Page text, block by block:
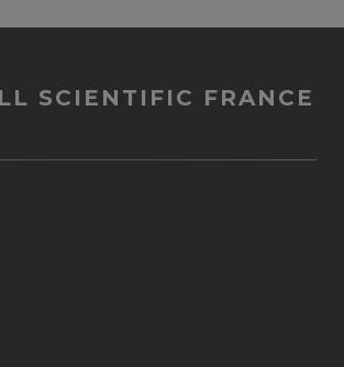
SCIENTIFIC FRANCE